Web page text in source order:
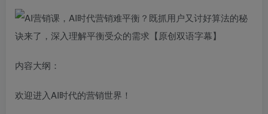
内容大纲：
欢迎进入AI时代的营销世界！